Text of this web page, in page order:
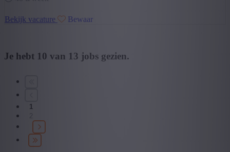
Bekijk vacature Bewaar
Je hebt 10 van 13 jobs gezien.
1